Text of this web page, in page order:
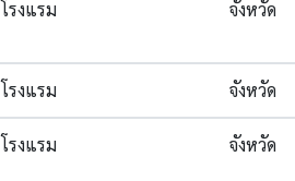
โรงแรม จังหวัด
โรงแรม จังหวัด
โรงแรม จังหวัด